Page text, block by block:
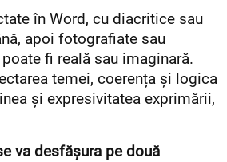
în Word, cu diacritice sau
apoi fotografiate sau
fi reală sau imaginară.
temei, coerența și logica
și expresivitatea exprimării,
va desfășura pe două